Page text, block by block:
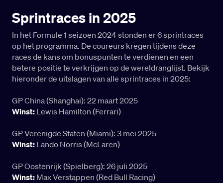
Sprintraces in 2025
In het Formule 1 seizoen 2024 stonden er 6 sprintraces
op het programma. De coureurs kregen tijdens deze
races de kans om bonuspunten te verdienen en een
betere positie te verkrijgen op de wereldranglijst. Bekijk
hieronder de uitslagen van alle sprintraces in 2025:
GP China (Shanghai): 22 maart 2025
Winst: Lewis Hamilton (Ferrari)
GP Verenigde Staten (Miami): 3 mei 2025
Winst: Lando Norris (McLaren)
GP Oostenrijk (Spielberg): 26 juli 2025
Winst: Max Verstappen (Red Bull Racing)